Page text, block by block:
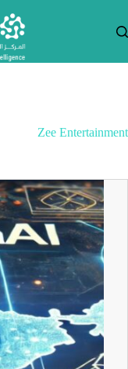
المحتوى
Zee Entertainment